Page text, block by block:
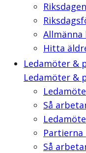
Hitta
Ledamöter &
Ledamöter &
Så
Partierna
Så